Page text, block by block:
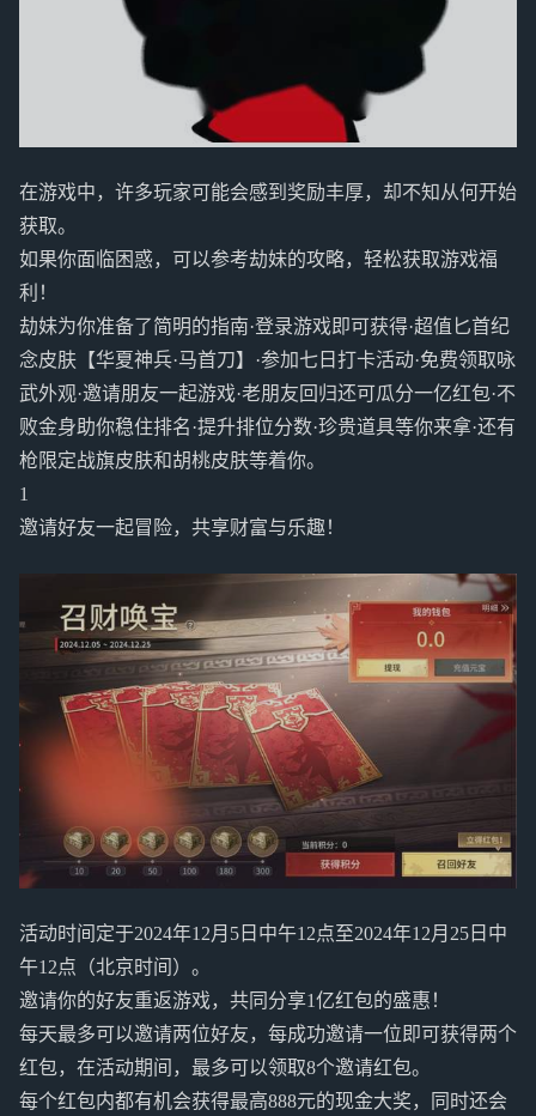
在游戏中，许多玩家可能会感到奖励丰厚，却不知从何开始
获取。
如果你面临困惑，可以参考劫妹的攻略，轻松获取游戏福
利！
劫妹为你准备了简明的指南·登录游戏即可获得·超值匕首纪
念皮肤【华夏神兵·马首刀】·参加七日打卡活动·免费领取咏
武外观·邀请朋友一起游戏·老朋友回归还可瓜分一亿红包·不
败金身助你稳住排名·提升排位分数·珍贵道具等你来拿·还有
枪限定战旗皮肤和胡桃皮肤等着你。
1
邀请好友一起冒险，共享财富与乐趣！
活动时间定于2024年12月5日中午12点至2024年12月25日中
午12点（北京时间）。
邀请你的好友重返游戏，共同分享1亿红包的盛惠！
每天最多可以邀请两位好友，每成功邀请一位即可获得两个
红包，在活动期间，最多可以领取8个邀请红包。
每个红包内都有机会获得最高888元的现金大奖，同时还会